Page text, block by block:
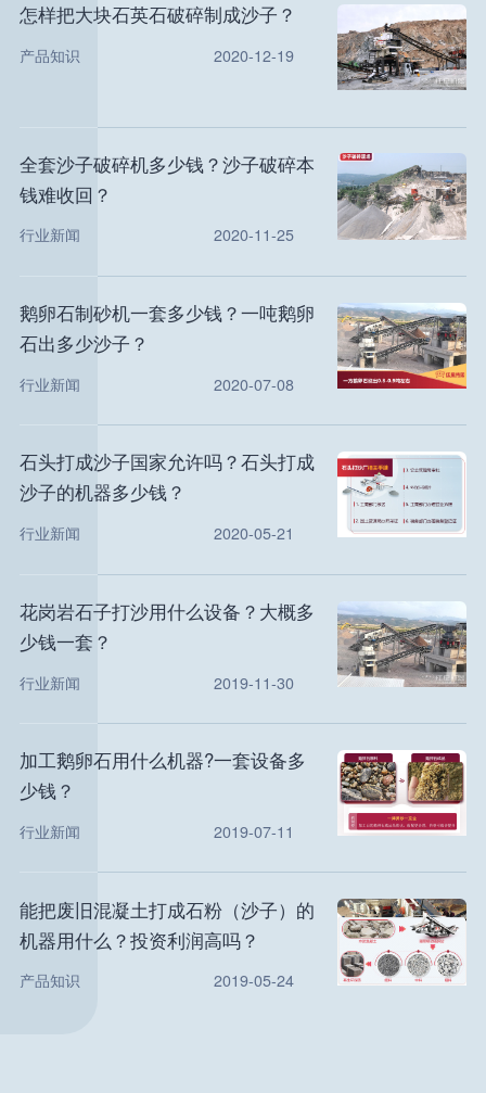
怎样把大块石英石破碎制成沙子？
产品知识 2020-12-19
全套沙子破碎机多少钱？沙子破碎本
钱难收回？
行业新闻 2020-11-25
鹅卵石制砂机一套多少钱？一吨鹅卵
石出多少沙子？
行业新闻 2020-07-08
石头打成沙子国家允许吗？石头打成
沙子的机器多少钱？
行业新闻 2020-05-21
花岗岩石子打沙用什么设备？大概多
少钱一套？
行业新闻 2019-11-30
加工鹅卵石用什么机器?一套设备多
少钱？
行业新闻 2019-07-11
能把废旧混凝土打成石粉（沙子）的
机器用什么？投资利润高吗？
产品知识 2019-05-24